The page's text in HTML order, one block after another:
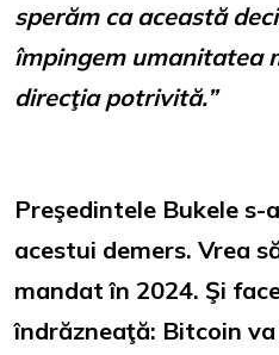
sperăm ca această
împingem umanitatea
direcţia potrivită.”
Preşedintele Bukele
acestui demers. Vrea
mandat în 2024. Şi
îndrăzneaţă: Bitcoin